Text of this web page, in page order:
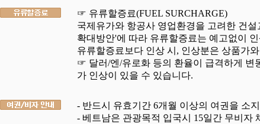
☞ 유류할증료(FUEL SURCHARGE)
국제유가와 항공사 영업환경을 고려한 건
확대방안'에 따라 유류할증료는 예고없이
유류할증료보다 인상 시, 인상분은 상품가
☞ 달러/엔/유로화 등의 환율이 급격하게 변
가 인상이 있을 수 있습니다.
- 반드시 유효기간 6개월 이상의 여권을 소
- 베트남은 관광목적 입국시 15일간 무비자